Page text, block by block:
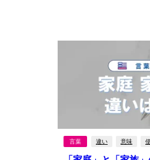
言葉 違い 意味